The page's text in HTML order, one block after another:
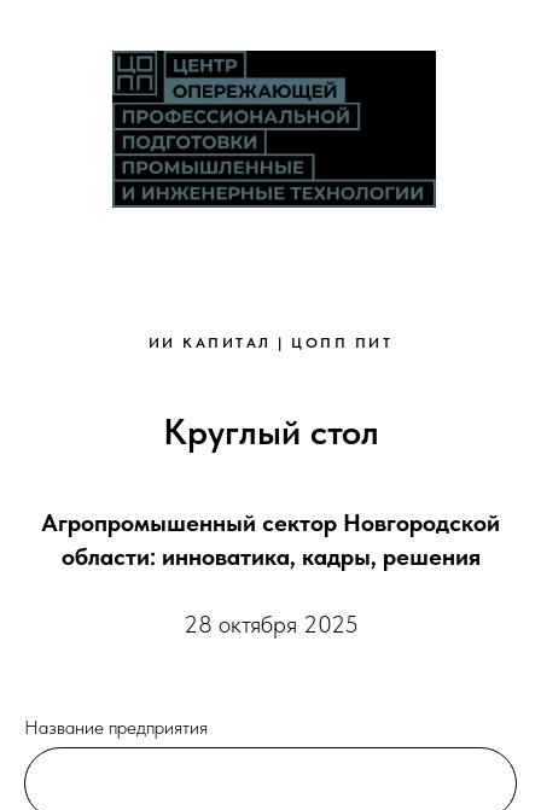
ИИ КАПИТАЛ | ЦОПП ПИТ
Круглый стол
Агропромышенный сектор Новгородской
области: инноватика, кадры, решения
28 октября 2025
Название предприятия